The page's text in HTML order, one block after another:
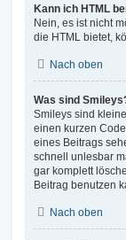
Kann ich HTML
Nein, es ist nicht
die HTML bietet,
Nach oben
Was sind
Smileys sind
einen kurzen
eines Beitrags
schnell unlesbar
gar komplett
Beitrag benutzen
Nach oben